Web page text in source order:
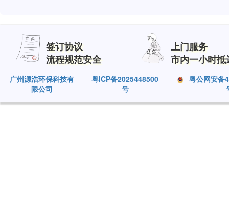
签订协议
流程规范安全
上门服务
市内一小时抵
广州源浩环保科技有
限公司
粤ICP备2025448500
号
粤公网安备